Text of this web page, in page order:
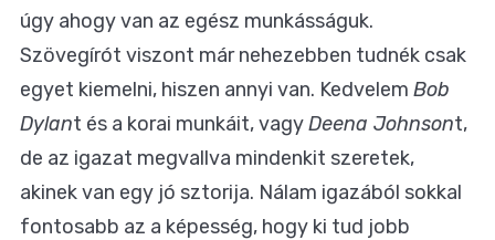
úgy ahogy van az egész munkásságuk.
Szövegírót viszont már nehezebben tudnék csak
egyet kiemelni, hiszen annyi van. Kedvelem Bob
Dylant és a korai munkáit, vagyDeena Johnsont,
de az igazat megvallva mindenkit szeretek,
akinek van egy jó sztorija. Nálam igazából sokkal
fontosabb az a képesség, hogy ki tud jobb